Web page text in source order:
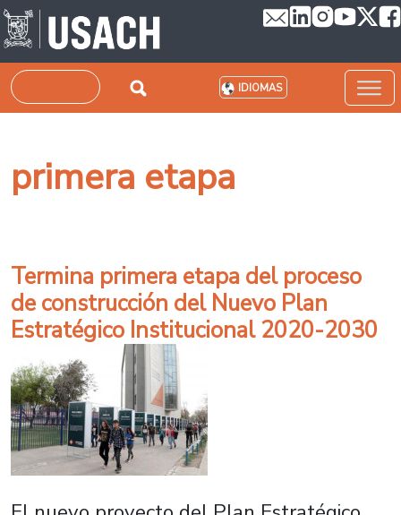
Pasar al contenido principal
Buscar IDIOMAS
primera etapa
Termina primera etapa del proceso
de construcción del Nuevo Plan
Estratégico Institucional 2020-2030